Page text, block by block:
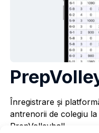
Înregistrare și
antrenorii de colegiu
PrepVolleyball.